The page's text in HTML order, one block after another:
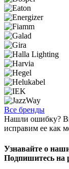
Все бренды
Нашли ошибку?
исправим ее как
Узнавайте о
Подпишитесь на